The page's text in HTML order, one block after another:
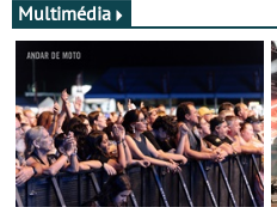
Multimédia